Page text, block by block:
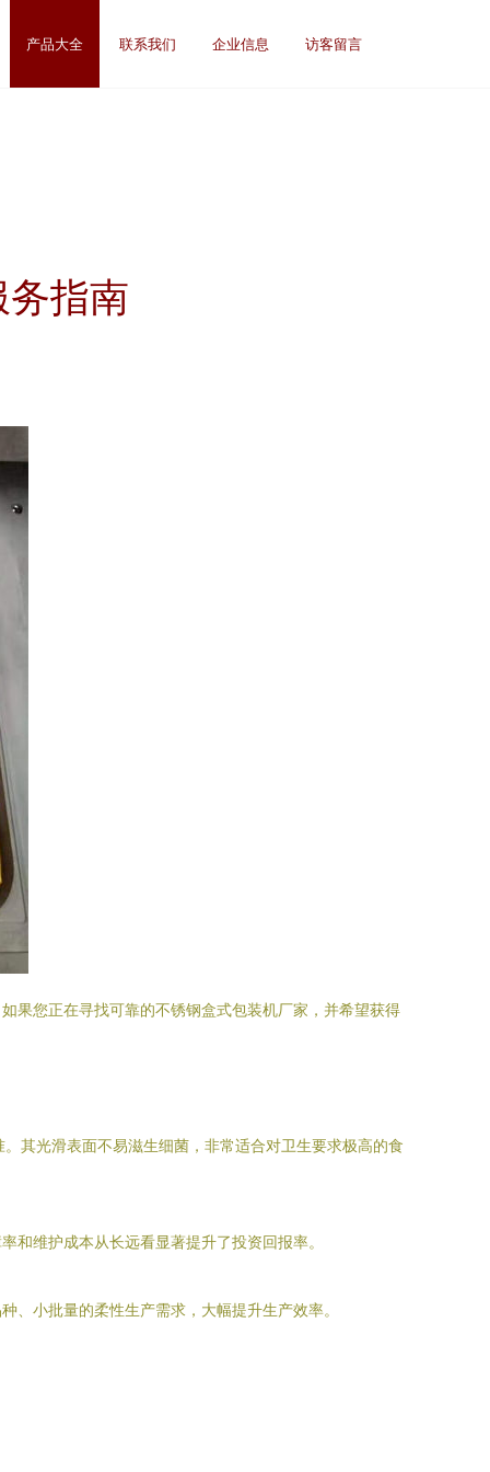
产品大全 联系我们 企业信息 访客留言
指南
果您正在寻找可靠的不锈钢盒式包装机厂家，并希望获得
其光滑表面不易滋生细菌，非常适合对卫生要求极高的食
和维护成本从长远看显著提升了投资回报率。
、小批量的柔性生产需求，大幅提升生产效率。